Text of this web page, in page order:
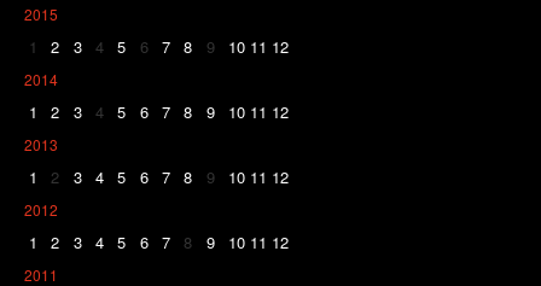
2015
1 2 3 4 5 6 7 8 9 10 11 12
2014
1 2 3 4 5 6 7 8 9 10 11 12
2013
1 2 3 4 5 6 7 8 9 10 11 12
2012
1 2 3 4 5 6 7 8 9 10 11 12
2011